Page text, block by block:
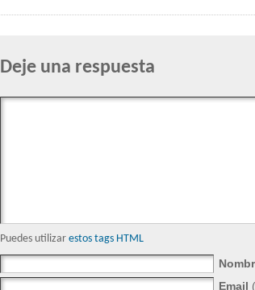
Deje una respuesta
Puedes utilizarestos tags HTML
Email